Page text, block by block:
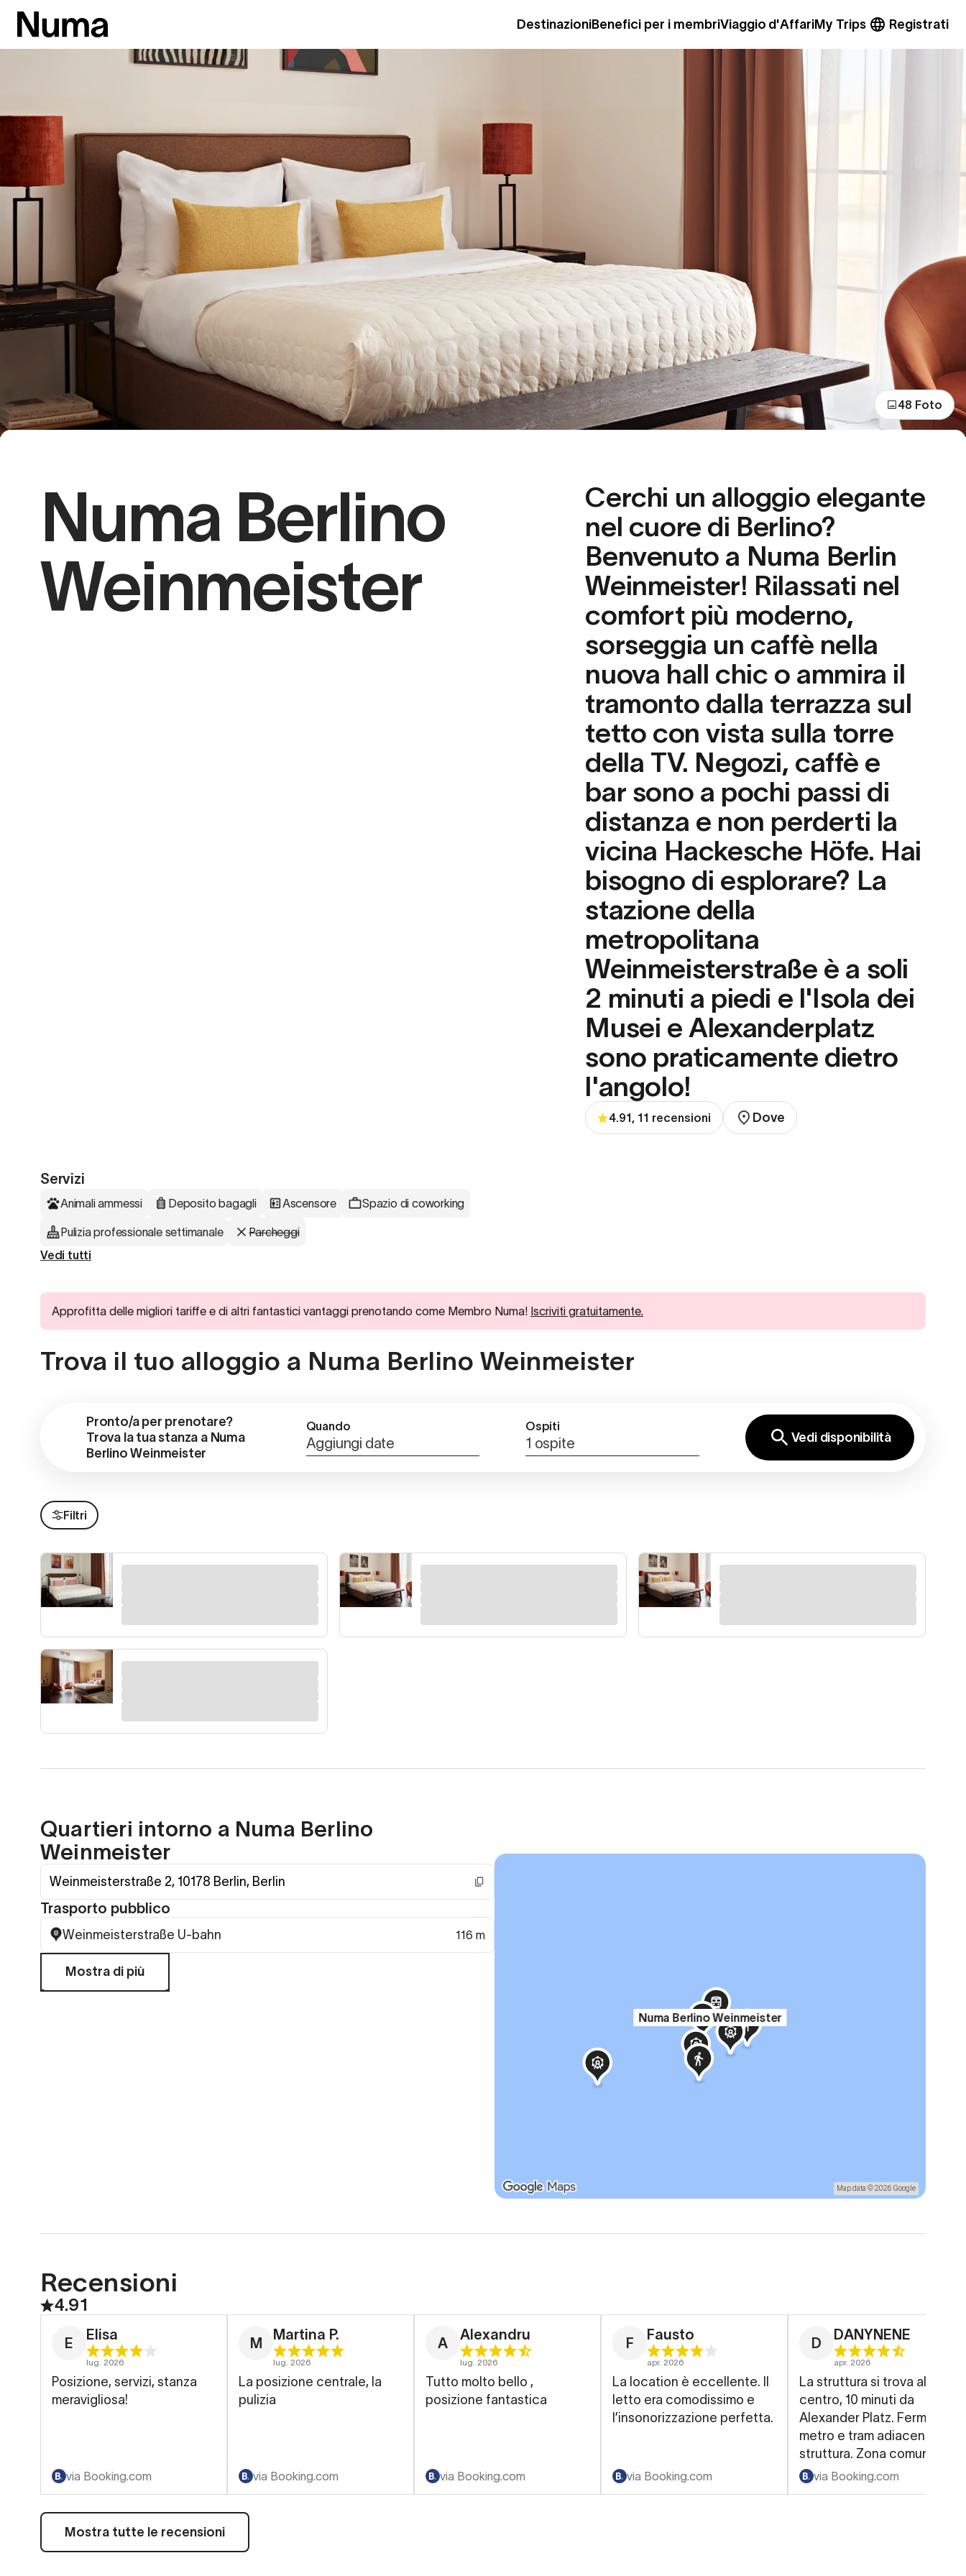
DestinazioniBenefici per i membriViaggio d'AffariMy Trips Registrati
48 Foto
Numa Berlino
Weinmeister
Cerchi un alloggio elegante
nel cuore di Berlino?
Benvenuto a Numa Berlin
Weinmeister! Rilassati nel
comfort più moderno,
sorseggia un caffè nella
nuova hall chic o ammira il
tramonto dalla terrazza sul
tetto con vista sulla torre
della TV. Negozi, caffè e
bar sono a pochi passi di
distanza e non perderti la
vicina Hackesche Höfe. Hai
bisogno di esplorare? La
stazione della
metropolitana
Weinmeisterstraße è a soli
2 minuti a piedi e l'Isola dei
Musei e Alexanderplatz
sono praticamente dietro
l'angolo!
4.91, 11 recensioni Dove
Servizi
Animali ammessi Deposito bagagli Ascensore Spazio di coworking
Pulizia professionale settimanale
Parcheggi
Vedi tutti
Approfitta delle migliori tariffe e di altri fantastici vantaggi prenotando come Membro Numa! Iscriviti gratuitamente.
Trova il tuo alloggio a Numa Berlino Weinmeister
Pronto/a per prenotare?
Trova la tua stanza a Numa
Berlino Weinmeister
Quando
Aggiungi date
Ospiti
1 ospite Vedi disponibilità
Filtri
Quartieri intorno a Numa Berlino
Weinmeister
Weinmeisterstraße 2, 10178 Berlin, Berlin
Trasporto pubblico
Weinmeisterstraße U-bahn 116 m
Mostra di più
Numa Berlino Weinmeister
Map data © 2026 Google
Recensioni
4.91
E
Elisa
lug. 2026
Posizione, servizi, stanza
meravigliosa!
via Booking.com
M
Martina P.
lug. 2026
La posizione centrale, la
pulizia
via Booking.com
A
Alexandru
lug. 2026
Tutto molto bello ,
posizione fantastica
via Booking.com
F
Fausto
apr. 2026
La location è eccellente. Il
letto era comodissimo e
l’insonorizzazione perfetta.
via Booking.com
D
DANYNENE
apr. 2026
La struttura si trova al
centro, 10 minuti da
Alexander Platz. Fermata
metro e tram adiacenti alla
struttura. Zona comune
dotata di macchinetta dal
via Booking.com
Mostra tutte le recensioni